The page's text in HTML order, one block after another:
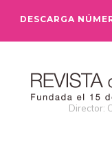
DESCARGA
Director: